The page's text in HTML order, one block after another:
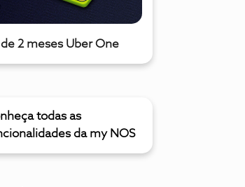
2 meses Uber One
todas as
da my NOS